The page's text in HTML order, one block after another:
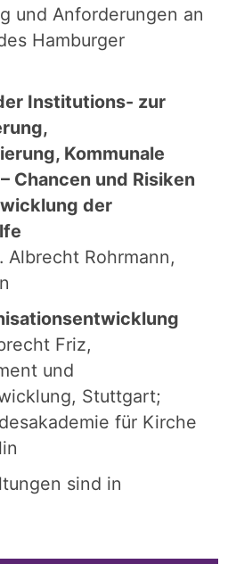
und Anforderungen an
Hamburger
Institutions- zur
Kommunale
Chancen und Risiken
der
Albrecht Rohrmann,
Friz,
und
Stuttgart;
für Kirche
sind in